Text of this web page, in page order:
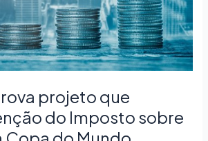
projeto que
do Imposto sobre